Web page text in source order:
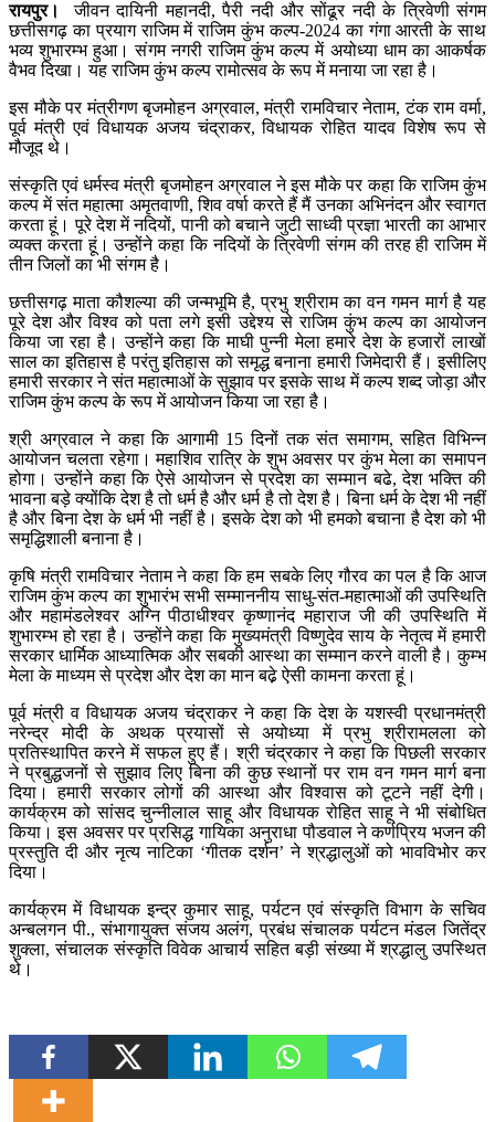
रायपुर।
जीवन दायिनी महानदी, पैरी नदी और सोंढूर नदी के त्रिवेणी संगम
छत्तीसगढ़ का प्रयाग राजिम में राजिम कुंभ कल्प-2024 का गंगा आरती के साथ
भव्य शुभारम्भ हुआ। संगम नगरी राजिम कुंभ कल्प में अयोध्या धाम का आकर्षक
वैभव दिखा। यह राजिम कुंभ कल्प रामोत्सव के रूप में मनाया जा रहा है।
इस मौके पर मंत्रीगण बृजमोहन अग्रवाल, मंत्री रामविचार नेताम, टंक राम वर्मा,
पूर्व मंत्री एवं विधायक अजय चंद्राकर, विधायक रोहित यादव विशेष रूप से
मौजूद थे।
संस्कृति एवं धर्मस्व मंत्री बृजमोहन अग्रवाल ने इस मौके पर कहा कि राजिम कुंभ
कल्प में संत महात्मा अमृतवाणी, शिव वर्षा करते हैं मैं उनका अभिनंदन और स्वागत
करता हूं। पूरे देश में नदियों, पानी को बचाने जुटी साध्वी प्रज्ञा भारती का आभार
व्यक्त करता हूं। उन्होंने कहा कि नदियों के त्रिवेणी संगम की तरह ही राजिम में
तीन जिलों का भी संगम है।
छत्तीसगढ़ माता कौशल्या की जन्मभूमि है, प्रभु श्रीराम का वन गमन मार्ग है यह
पूरे देश और विश्व को पता लगे इसी उद्देश्य से राजिम कुंभ कल्प का आयोजन
किया जा रहा है। उन्होंने कहा कि माघी पुन्नी मेला हमारे देश के हजारों लाखों
साल का इतिहास है परंतु इतिहास को समृद्ध बनाना हमारी जिमेदारी हैं। इसीलिए
हमारी सरकार ने संत महात्माओं के सुझाव पर इसके साथ में कल्प शब्द जोड़ा और
राजिम कुंभ कल्प के रूप में आयोजन किया जा रहा है।
श्री अग्रवाल ने कहा कि आगामी 15 दिनों तक संत समागम, सहित विभिन्न
आयोजन चलता रहेगा। महाशिव रात्रि के शुभ अवसर पर कुंभ मेला का समापन
होगा। उन्होंने कहा कि ऐसे आयोजन से प्रदेश का सम्मान बढे, देश भक्ति की
भावना बड़े क्योंकि देश है तो धर्म है और धर्म है तो देश है। बिना धर्म के देश भी नहीं
है और बिना देश के धर्म भी नहीं है। इसके देश को भी हमको बचाना है देश को भी
समृद्धिशाली बनाना है।
कृषि मंत्री रामविचार नेताम ने कहा कि हम सबके लिए गौरव का पल है कि आज
राजिम कुंभ कल्प का शुभारंभ सभी सम्माननीय साधु-संत-महात्माओं की उपस्थिति
और महामंडलेश्वर अग्नि पीठाधीश्वर कृष्णानंद महाराज जी की उपस्थिति में
शुभारम्भ हो रहा है। उन्होंने कहा कि मुख्यमंत्री विष्णुदेव साय के नेतृत्व में हमारी
सरकार धार्मिक आध्यात्मिक और सबकी आस्था का सम्मान करने वाली है। कुम्भ
मेला के माध्यम से प्रदेश और देश का मान बढे़ ऐसी कामना करता हूं।
पूर्व मंत्री व विधायक अजय चंद्राकर ने कहा कि देश के यशस्वी प्रधानमंत्री
नरेन्द्र मोदी के अथक प्रयासों से अयोध्या में प्रभु श्रीरामलला को
प्रतिस्थापित करने में सफल हुए हैं। श्री चंद्रकार ने कहा कि पिछली सरकार
ने प्रबुद्धजनों से सुझाव लिए बिना की कुछ स्थानों पर राम वन गमन मार्ग बना
दिया। हमारी सरकार लोगों की आस्था और विश्वास को टूटने नहीं देगी।
कार्यक्रम को सांसद चुन्नीलाल साहू और विधायक रोहित साहू ने भी संबोधित
किया। इस अवसर पर प्रसिद्ध गायिका अनुराधा पौडवाल ने कर्णप्रिय भजन की
प्रस्तुति दी और नृत्य नाटिका ‘गीतक दर्शन’ ने श्रद्धालुओं को भावविभोर कर
दिया।
कार्यक्रम में विधायक इन्द्र कुमार साहू, पर्यटन एवं संस्कृति विभाग के सचिव
अन्बलगन पी., संभागायुक्त संजय अलंग, प्रबंध संचालक पर्यटन मंडल जितेंद्र
शुक्ला, संचालक संस्कृति विवेक आचार्य सहित बड़ी संख्या में श्रद्धालु उपस्थित
थे।